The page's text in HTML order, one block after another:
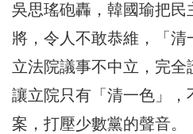
吳思瑤砲轟，韓國瑜把民
將，令人不敢恭維，「清
立法院議事不中立，完全
讓立院只有「清一色」，
案，打壓少數黨的聲音。